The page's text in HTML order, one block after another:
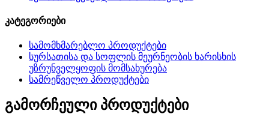
კატეგორიები
სამომხმარებლო პროდუქტები
სურსათისა და სოფლის მეურნეობის ხარისხის
უზრუნველყოფის მომსახურება
სამრეწველო პროდუქტები
გამორჩეული პროდუქტები